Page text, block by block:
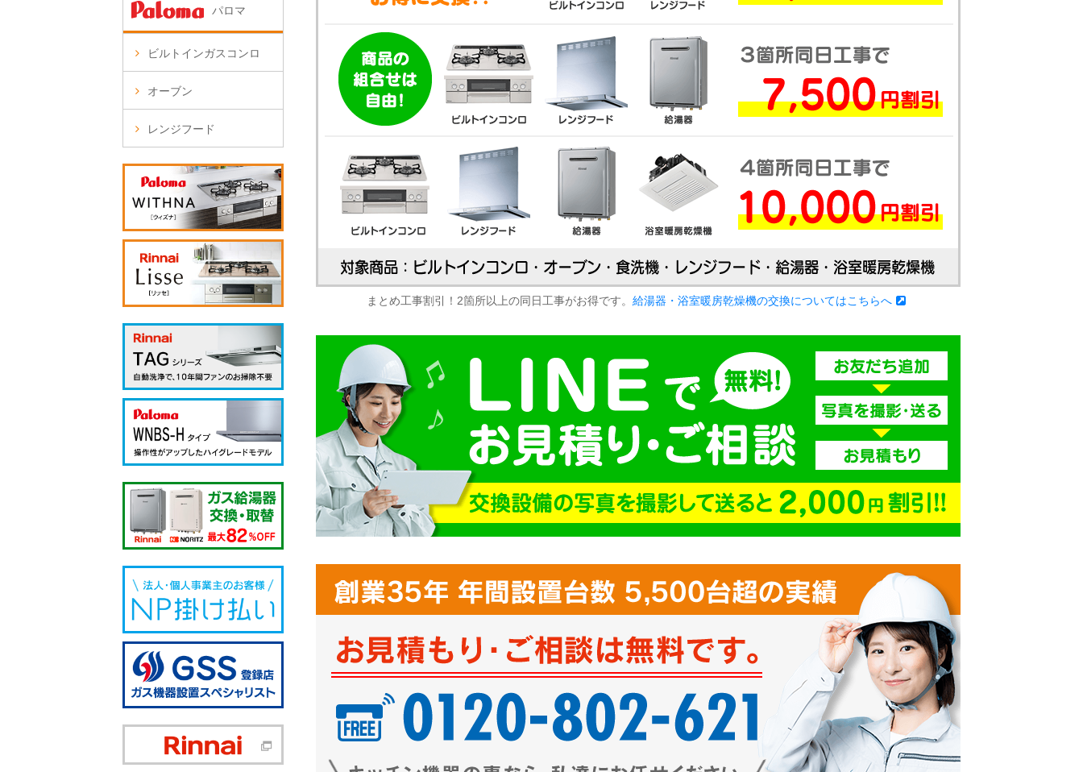
まとめ工事割引！2箇所以上の同日工事がお得です。 給湯器・浴室暖房乾燥機の交換についてはこちらへ
パロマ
ビルトインガスコンロ
オーブン
レンジフード